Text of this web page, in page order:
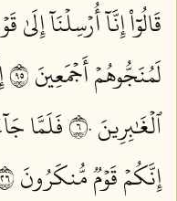
قَالُوٓاْ إِنَّآ أُرۡسِلۡنَآ إِلَىٰ
لَمُنَجُّوهُمۡ أَجۡمَعِينَ ٥٩
ٱلۡغَٰبِرِينَ ٦٠
فَلَمَّا
إِنَّكُمۡ قَوۡمٞ مُّنكَرُونَ ٦٢